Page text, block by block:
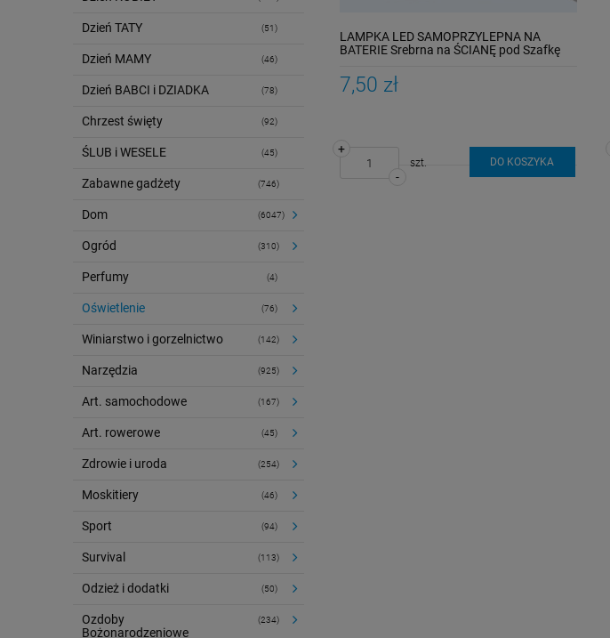
Dzień TATY (51)
Dzień MAMY (46)
Dzień BABCI i DZIADKA (78)
Chrzest święty (92)
ŚLUB i WESELE (45)
Zabawne gadżety (746)
Dom (6047)
Ogród (310)
Perfumy (4)
Oświetlenie (76)
Winiarstwo i gorzelnictwo (142)
Narzędzia (925)
Art. samochodowe (167)
Art. rowerowe (45)
Zdrowie i uroda (254)
Moskitiery (46)
Sport (94)
Survival (113)
Odzież i dodatki (50)
Ozdoby
Bożonarodzeniowe
(234)
LAMPKA LED SAMOPRZYLEPNA NA
BATERIE Srebrna na ŚCIANĘ pod Szafkę
7,50 zł
-
+
szt. DO KOSZYKA